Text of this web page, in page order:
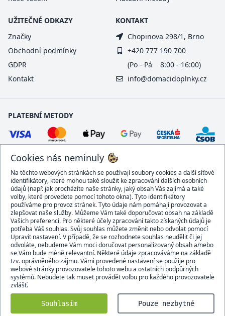
Cookies nás neminuly
Na těchto webových stránkách se používají soubory cookies a další síťové
identifikátory, které mohou také sloužit ke zpracování dalších osobních
údajů (např. jak procházíte naše stránky, jaký obsah Vás zajímá a také
volby, které provedete pomocí tohoto okna). Tyto identifikátory
používáme pro provoz stránek. Tyto údaje nám pomáhají provozovat a
zlepšovat naše služby. Můžeme Vám také doporučovat obsah na základě
Vašich preferencí. Pro některé účely zpracování takto získaných údajů je
potřeba Váš souhlas. Svůj souhlas můžete změnit nebo odvolat pomocí
Upravit nastavení. V případě, že se rozhodnete souhlas neudělit či jej
odvoláte, nebudeme Vám moci doručovat personalizovaný obsah a/nebo
se Vám bude méně relevantní. Některé údaje zpracováváme na základě
tzv. oprávněného zájmu. Vámi provedené nastavení se použije pro
webové stránky provozovatele tohoto webu a ostatních podpůrných
systémů. Nebudete tak muset provádět volbu pro každého provozovatele
zvlášť.
Souhlasím Pouze nezbytné
UŽITEČNÉ ODKAZY
Značky
Obchodní podmínky
GDPR
Kontakt
KONTAKT
Chopinova 298/1, Brno
+420 777 190 700
(Po - Pá 8:00 - 16:00)
info@domacidoplnky.cz
PLATEBNÍ METODY
DOPRAVCI
BEZPEČNÝ OBCHOD
Domacidoplnky.cz © 2007 - 2026
Všechna práva vyhrazena.